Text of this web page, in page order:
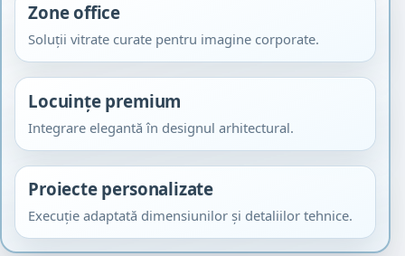
Zone office
Soluții vitrate curate pentru imagine corporate.
Locuințe premium
Integrare elegantă în designul arhitectural.
Proiecte personalizate
Execuție adaptată dimensiunilor și detaliilor tehnice.